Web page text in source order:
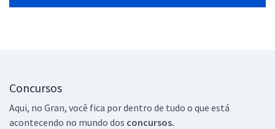
Concursos
Aqui, no Gran, você fica por dentro de tudo o que está
acontecendo no mundo dos concursos.